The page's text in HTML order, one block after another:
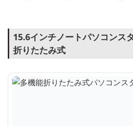
15.6インチノートパソコンス
折りたたみ式